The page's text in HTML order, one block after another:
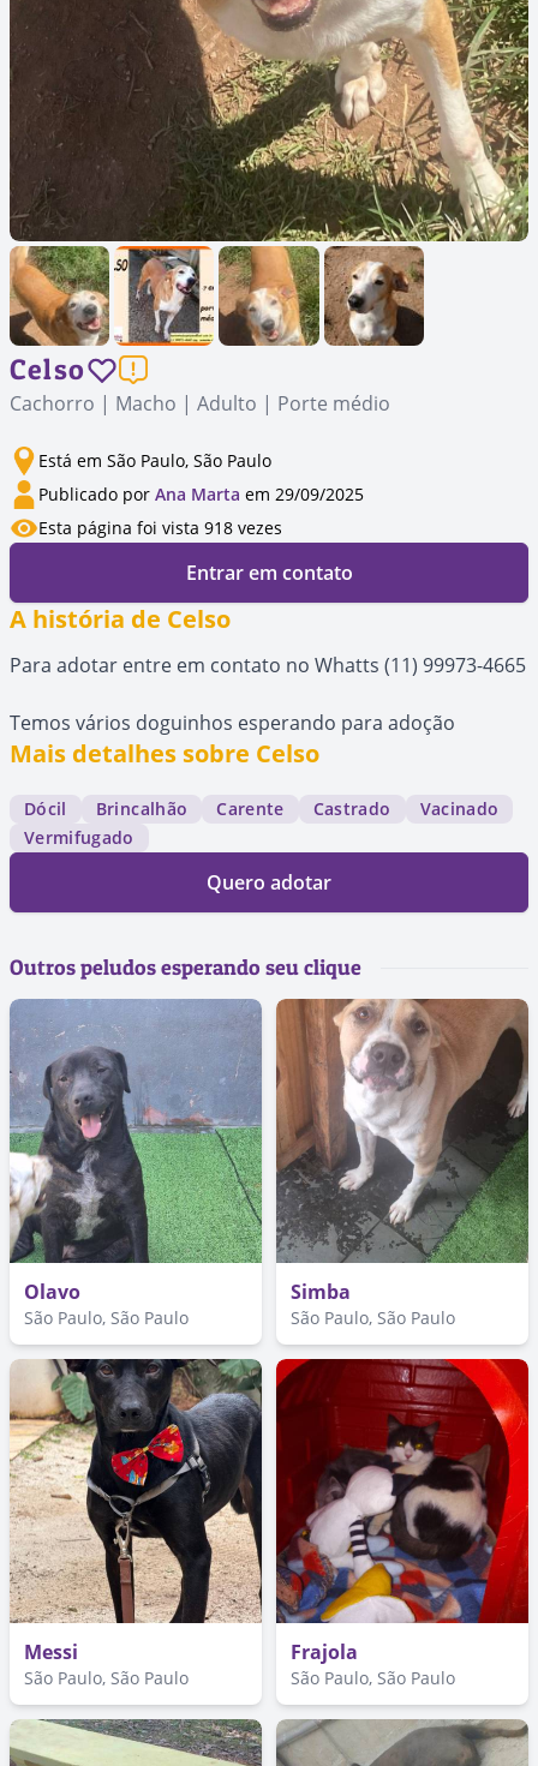
Celso
Cachorro | Macho | Adulto | Porte médio
Está em São Paulo, São Paulo
Publicado por Ana Marta em 29/09/2025
Esta página foi vista 918 vezes
Entrar em contato
A história de Celso
Para adotar entre em contato no Whatts (11) 99973-4665
Temos vários doguinhos esperando para adoção
Mais detalhes sobre Celso
Dócil Brincalhão Carente Castrado
Vacinado
Vermifugado
Quero adotar
Outros peludos esperando seu clique
Olavo
São Paulo, São Paulo
Simba
São Paulo, São Paulo
Messi
São Paulo, São Paulo
Frajola
São Paulo, São Paulo